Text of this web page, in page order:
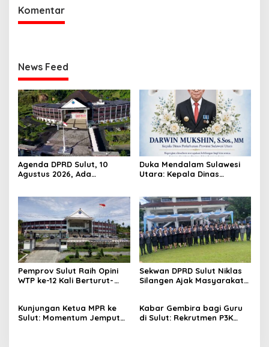
Komentar
News Feed
Agenda DPRD Sulut, 10
Agustus 2026, Ada
PPAS 2027 hingga Rapat
Banmus
Duka Mendalam Sulawesi
Utara: Kepala Dinas
Pemprov Sulut Raih Opini
WTP ke-12 Kali Berturut-
Sekwan DPRD Sulut Niklas
Silangen Ajak Masyarakat
Bangsa
Kunjungan Ketua MPR ke
Sulut: Momentum Jemput
Kabar Gembira bagi Guru
di Sulut: Rekrutmen P3K